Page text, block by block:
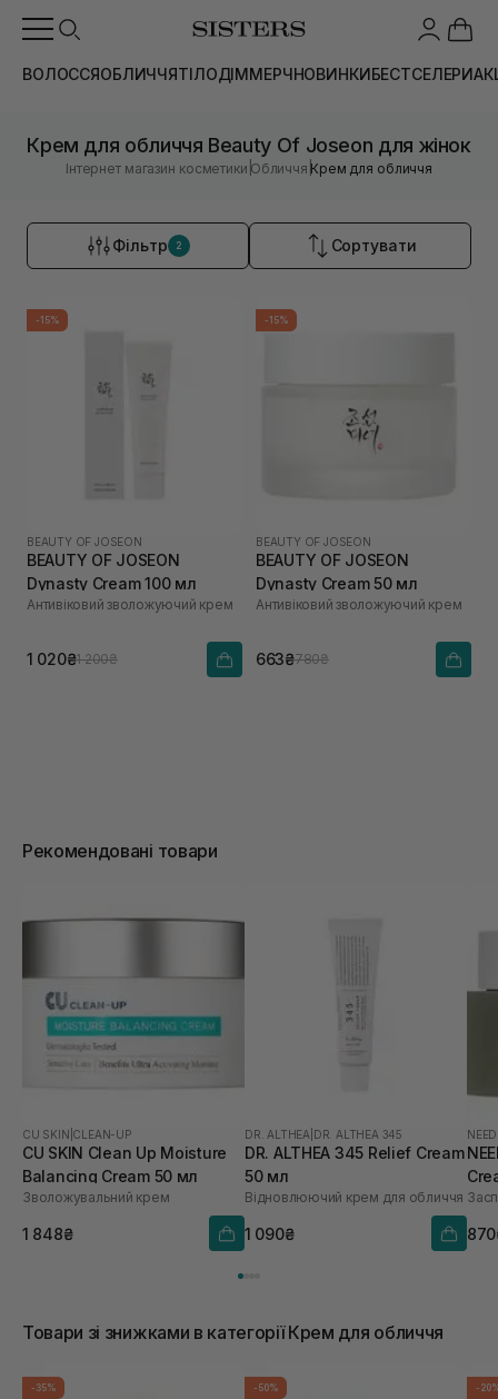
ВОЛОССЯОБЛИЧЧЯТІЛОДІММЕРЧНОВИНКИБЕСТСЕЛЕРИ
Крем для обличчя Beauty Of Joseon для жінок
Інтернет магазин косметики |Обличчя |Крем для обличчя
Фільтр 2 Сортувати
-15%
BEAUTY OF JOSEON
BEAUTY OF JOSEON
Dynasty Cream 100 мл
Антивіковий зволожуючий крем
1 020₴1 200₴
-15%
BEAUTY OF JOSEON
BEAUTY OF JOSEON
Dynasty Cream 50 мл
Антивіковий зволожуючий крем
663₴780₴
Рекомендовані товари
CU SKIN CLEAN-UP
CU SKIN Clean Up Moisture
Balancing Cream 50 мл
Зволожувальний крем
1 848₴
DR. ALTHEA DR. ALTHEA 345
DR. ALTHEA 345 Relief Cream
50 мл
Відновлюючий крем для обличчя
1 090₴
Товари зі знижками в категорії Крем для обличчя
-35% -50% -